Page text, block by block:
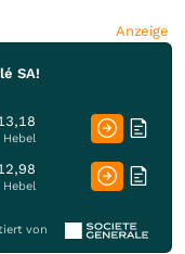
Anzeige
SA!
Hebel
Hebel
von